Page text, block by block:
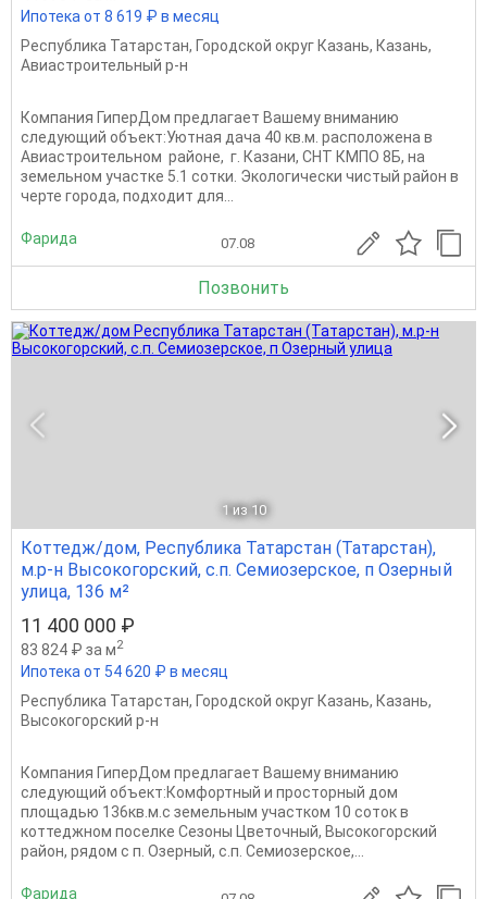
Ипотека от 8 619 ₽ в месяц
Республика Татарстан, Городской округ Казань, Казань,
Авиастроительный р-н
Компания ГиперДом предлагает Вашему вниманию
следующий объект:Уютная дача 40 кв.м. расположена в
Авиастроительном районе, г. Казани, СНТ КМПО 8Б, на
земельном участке 5.1 сотки. Экологически чистый район в
черте города, подходит для...
Фарида 07.08
Позвонить
1 из 10
Коттедж/дом, Республика Татарстан (Татарстан),
м.р-н Высокогорский, с.п. Семиозерское, п Озерный
улица, 136 м²
11 400 000 ₽
83 824 ₽ за м2
Ипотека от 54 620 ₽ в месяц
Республика Татарстан, Городской округ Казань, Казань,
Высокогорский р-н
Компания ГиперДом предлагает Вашему вниманию
следующий объект:Комфортный и просторный дом
площадью 136кв.м.с земельным участком 10 соток в
коттеджном поселке Сезоны Цветочный, Высокогорский
район, рядом с п. Озерный, с.п. Семиозерское,...
Фарида